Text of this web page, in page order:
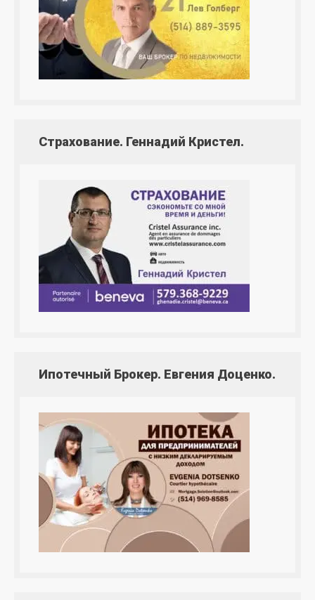
Страхование. Геннадий Кристел.
Ипотечный Брокер. Евгения Доценко.